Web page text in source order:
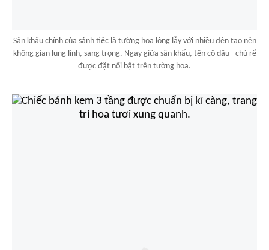
Sân khấu chính của sảnh tiệc là tường hoa lộng lẫy với nhiều đèn tạo nên
không gian lung linh, sang trọng. Ngay giữa sân khấu, tên cô dâu - chú rể
được đặt nổi bật trên tường hoa.